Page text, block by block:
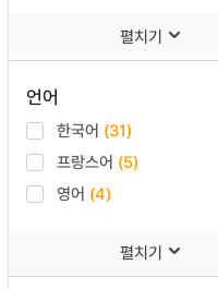
펼치기
언어
한국어 (31)
프랑스어 (5)
영어 (4)
펼치기